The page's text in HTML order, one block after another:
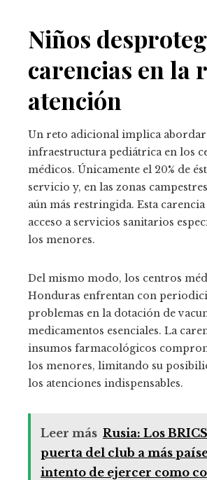
Niños
carencias en la
atención
Un reto adicional implica
infraestructura pediátrica en los
médicos. Únicamente el 20% de
servicio y, en las zonas
aún más restringida. Esta
acceso a servicios sanitarios
los menores.
Del mismo modo, los centros
Honduras enfrentan con
problemas en la dotación de
medicamentos esenciales. La
insumos farmacológicos
los menores, limitando su
los atenciones indispensables.
Leer más Rusia: Los
puerta del club a más
intento de ejercer como